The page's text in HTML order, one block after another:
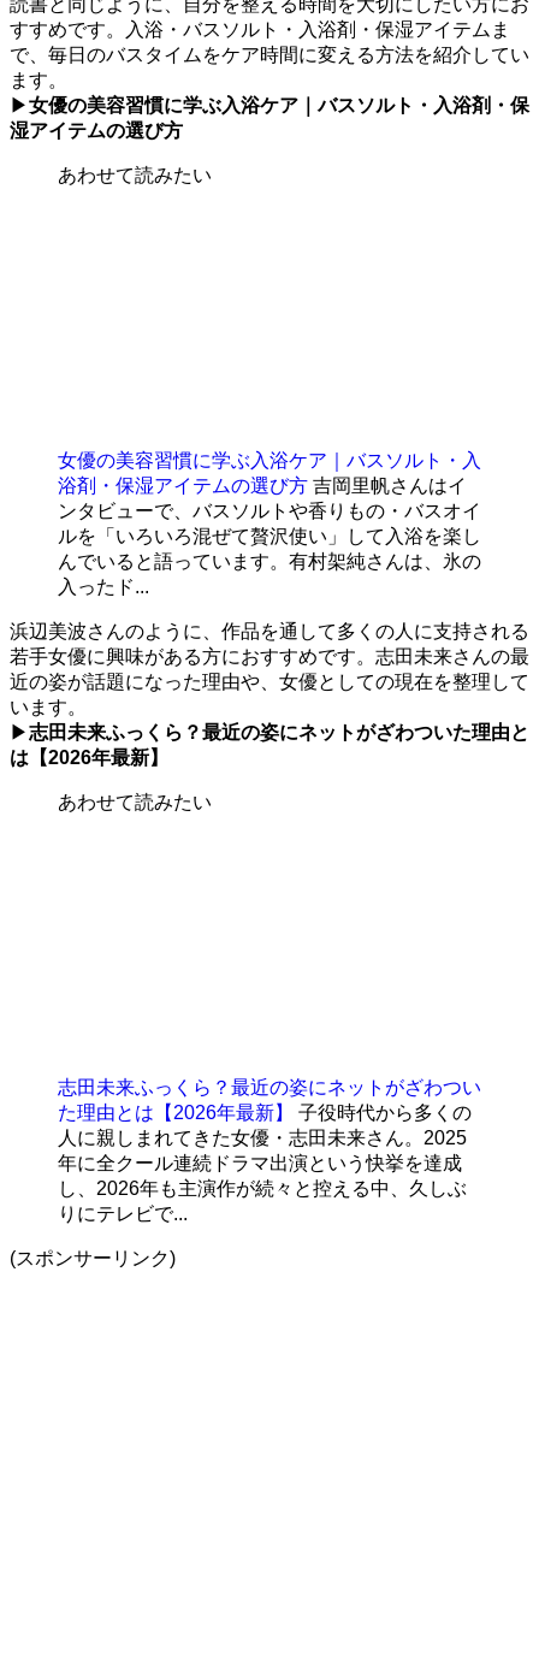
読書と同じように、自分を整える時間を大切にしたい方にお
すすめです。入浴・バスソルト・入浴剤・保湿アイテムま
で、毎日のバスタイムをケア時間に変える方法を紹介してい
ます。
▶女優の美容習慣に学ぶ入浴ケア｜バスソルト・入浴剤・保
湿アイテムの選び方
あわせて読みたい
女優の美容習慣に学ぶ入浴ケア｜バスソルト・入
浴剤・保湿アイテムの選び方 吉岡里帆さんはイ
ンタビューで、バスソルトや香りもの・バスオイ
ルを「いろいろ混ぜて贅沢使い」して入浴を楽し
んでいると語っています。有村架純さんは、氷の
入ったド...
浜辺美波さんのように、作品を通して多くの人に支持される
若手女優に興味がある方におすすめです。志田未来さんの最
近の姿が話題になった理由や、女優としての現在を整理して
います。
▶志田未来ふっくら？最近の姿にネットがざわついた理由と
は【2026年最新】
あわせて読みたい
志田未来ふっくら？最近の姿にネットがざわつい
た理由とは【2026年最新】
子役時代から多くの
人に親しまれてきた女優・志田未来さん。2025
年に全クール連続ドラマ出演という快挙を達成
し、2026年も主演作が続々と控える中、久しぶ
りにテレビで...
(スポンサーリンク)